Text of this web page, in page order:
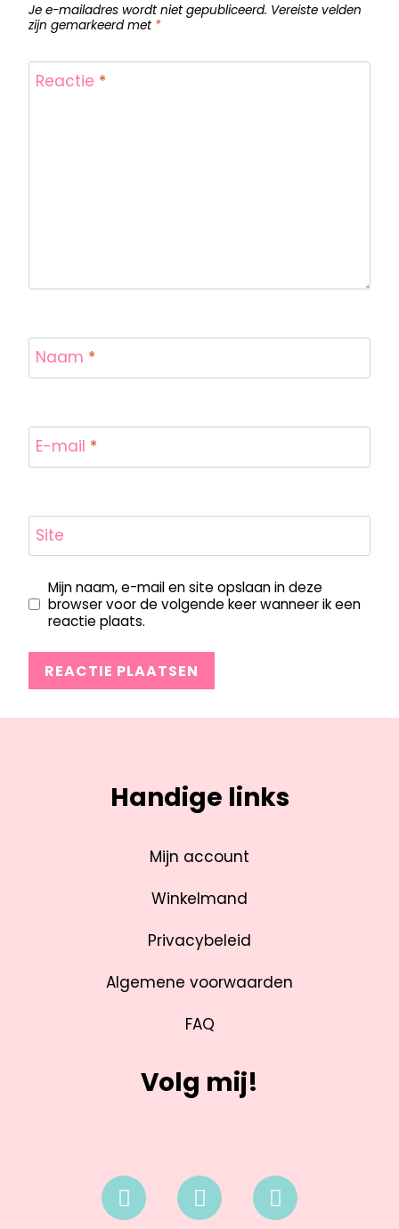
Je e-mailadres wordt niet gepubliceerd. Vereiste velden
zijn gemarkeerd met *
Reactie *
Naam *
E-mail *
Site
Mijn naam, e-mail en site opslaan in deze
browser voor de volgende keer wanneer ik een
reactie plaats.
Handige links
Mijn account
Winkelmand
Privacybeleid
Algemene voorwaarden
FAQ
Volg mij!